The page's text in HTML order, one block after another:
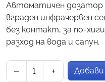
5.00от 5,
базирано
на
потребителски
оценки
Автоматичен дозатор
вграден инфрачервен
без контакт, за по-
разход на вода и сапун.
количество за
− +